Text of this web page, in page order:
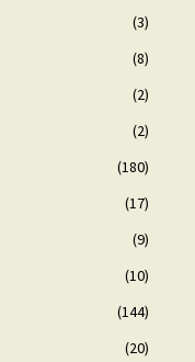
(3)
(8)
(2)
(2)
(180)
(17)
(9)
(10)
(144)
(20)